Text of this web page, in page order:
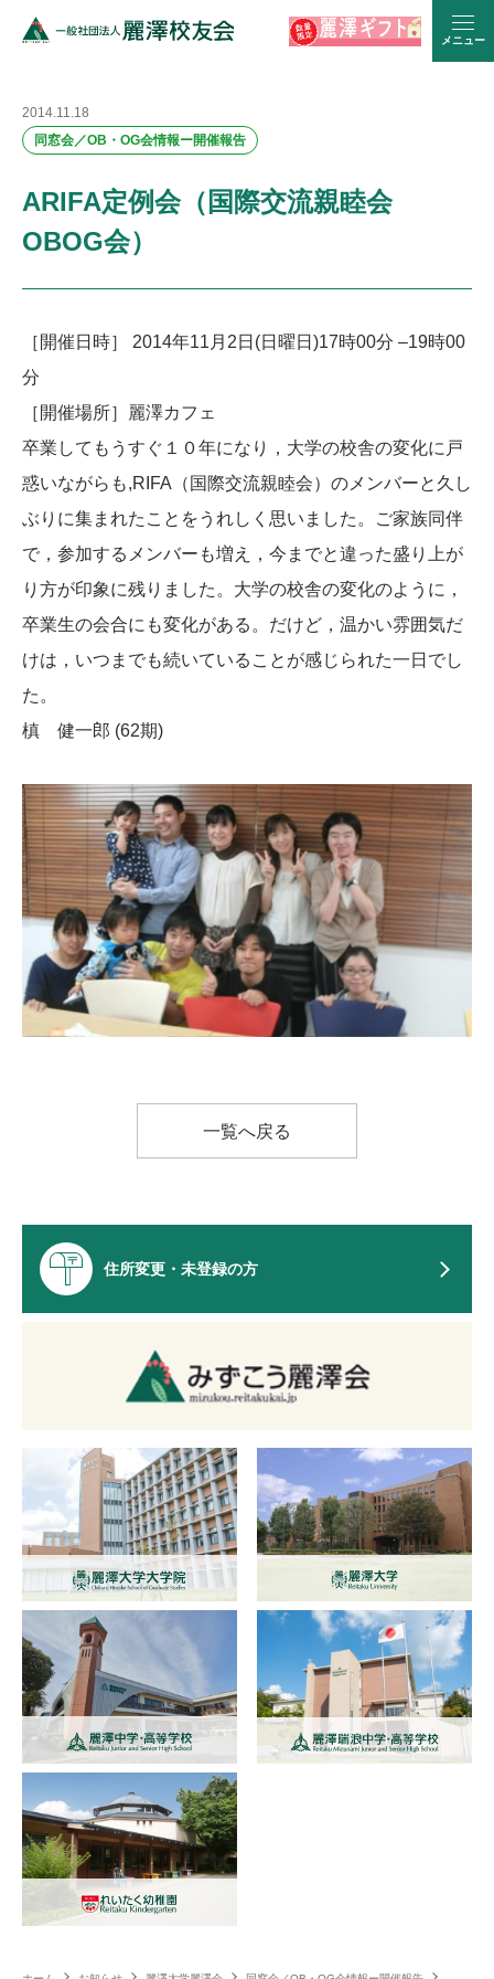
メニュー
2014.11.18
同窓会／OB・OG会情報ー開催報告
ARIFA定例会（国際交流親睦会
OBOG会）
［開催日時］ 2014年11月2日(日曜日)17時00分 –19時00
分
［開催場所］麗澤カフェ
卒業してもうすぐ１０年になり，大学の校舎の変化に戸
惑いながらも,RIFA（国際交流親睦会）のメンバーと久し
ぶりに集まれたことをうれしく思いました。ご家族同伴
で，参加するメンバーも増え，今までと違った盛り上が
り方が印象に残りました。大学の校舎の変化のように，
卒業生の会合にも変化がある。だけど，温かい雰囲気だ
けは，いつまでも続いていることが感じられた一日でし
た。
槙 健一郎 (62期)
一覧へ戻る
住所変更・未登録の方